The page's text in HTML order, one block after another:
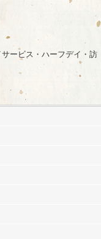
ービス・ハーフデイ・訪